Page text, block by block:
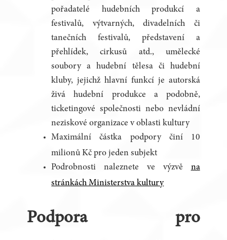
pořadatelé hudebních produkcí a
festivalů, výtvarných, divadelních či
tanečních festivalů, představení a
přehlídek, cirkusů atd., umělecké
soubory a hudební tělesa či hudební
kluby, jejichž hlavní funkcí je autorská
živá hudební produkce a podobně,
ticketingové společnosti nebo nevládní
neziskové organizace v oblasti kultury
Maximální částka podpory činí 10
milionů Kč pro jeden subjekt
Podrobnosti naleznete ve výzvě na
stránkách Ministerstva kultury
Podpora pro